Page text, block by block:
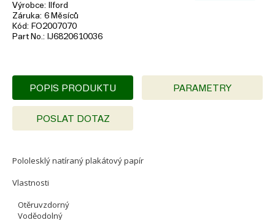
Výrobce
Ilford
Záruka 6 Měsíců
Kód
FO2007070
Part No.
IJ6820610036
POPIS PRODUKTU PARAMETRY
POSLAT DOTAZ
Pololesklý natíraný plakátový papír
Vlastnosti
Otěruvzdorný
Voděodolný